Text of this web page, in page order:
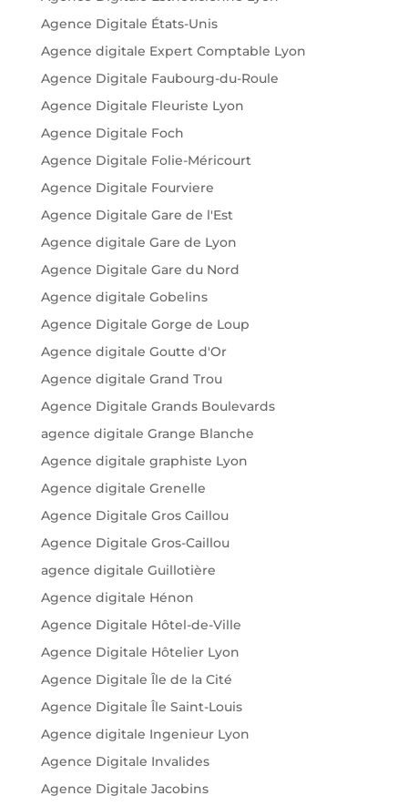
Agence Digitale États-Unis
Agence digitale Expert Comptable Lyon
Agence Digitale Faubourg-du-Roule
Agence Digitale Fleuriste Lyon
Agence Digitale Foch
Agence Digitale Folie-Méricourt
Agence Digitale Fourviere
Agence Digitale Gare de l'Est
Agence digitale Gare de Lyon
Agence Digitale Gare du Nord
Agence digitale Gobelins
Agence Digitale Gorge de Loup
Agence digitale Goutte d'Or
Agence digitale Grand Trou
Agence Digitale Grands Boulevards
agence digitale Grange Blanche
Agence digitale graphiste Lyon
Agence digitale Grenelle
Agence Digitale Gros Caillou
Agence Digitale Gros-Caillou
agence digitale Guillotière
Agence digitale Hénon
Agence Digitale Hôtel-de-Ville
Agence Digitale Hôtelier Lyon
Agence Digitale Île de la Cité
Agence Digitale Île Saint-Louis
Agence digitale Ingenieur Lyon
Agence Digitale Invalides
Agence Digitale Jacobins